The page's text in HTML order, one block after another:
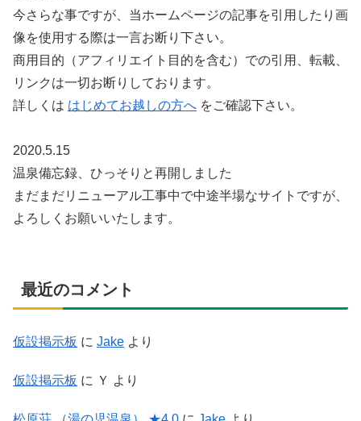
今さらな事ですが、当ホームページの記事を引用したり画
像を使用する際は一言お断り下さい。
商用目的（アフィリエイト目的を含む）での引用、転載、
リンクは一切お断りしております。
詳しくは はじめてお越しの方へ をご確認下さい。
2020.5.15
温泉備忘録、ひっそりと再開しました
まだまだリニューアル工事中で中途半場なサイトですが、
よろしくお願いいたします。
最近のコメント
仮設掲示板 に Jake より
仮設掲示板 に Ｙ より